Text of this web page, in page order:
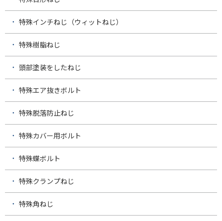
特殊インチねじ（ウィットねじ）
特殊樹脂ねじ
頭部塗装をしたねじ
特殊エア抜きボルト
特殊脱落防止ねじ
特殊カバー用ボルト
特殊蝶ボルト
特殊クランプねじ
特殊角ねじ